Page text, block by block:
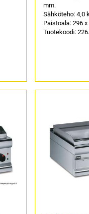
mm.
Sähköteho: 4,0
Paistoala: 296
Tuotekoodi: 226.